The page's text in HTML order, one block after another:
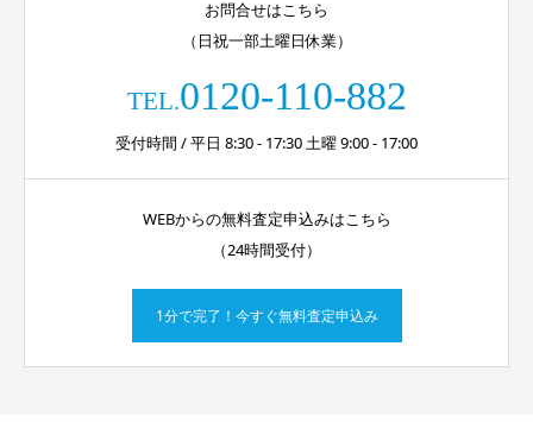
お問合せはこちら
（日祝一部土曜日休業）
TEL.0120-110-882
受付時間 / 平日 8:30 - 17:30 土曜 9:00 - 17:00
WEBからの無料査定申込みはこちら
（24時間受付）
1分で完了！今すぐ無料査定申込み